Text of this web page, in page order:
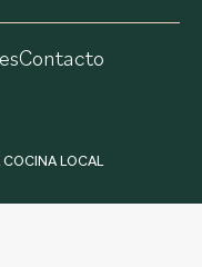
Contacto
LOCAL